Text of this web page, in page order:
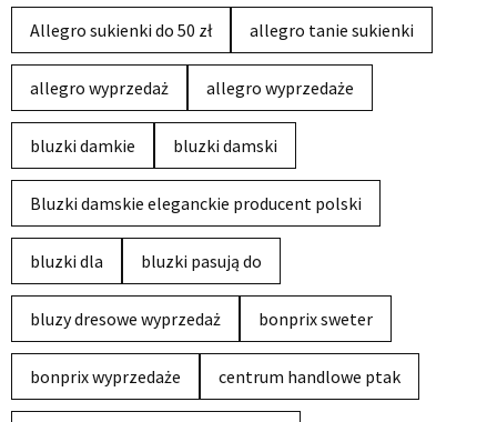
Allegro sukienki do 50 zł allegro tanie sukienki
allegro wyprzedaż allegro wyprzedaże
bluzki damkie bluzki damski
Bluzki damskie eleganckie producent polski
bluzki dla bluzki pasują do
bluzy dresowe wyprzedaż bonprix sweter
bonprix wyprzedaże centrum handlowe ptak